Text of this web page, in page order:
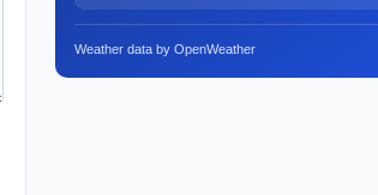
Weather data by OpenWeather